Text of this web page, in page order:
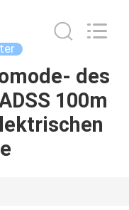
des
100m